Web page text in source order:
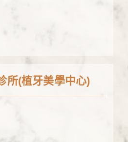
所(植牙美學中心)